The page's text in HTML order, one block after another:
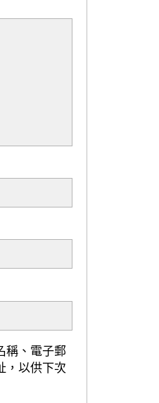
稱、電子郵
，以供下次